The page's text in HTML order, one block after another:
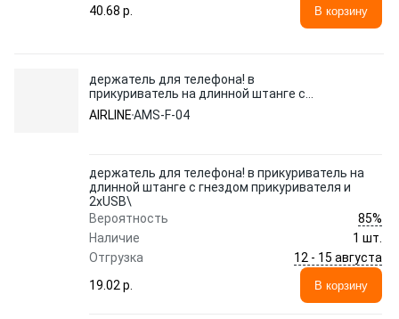
40.68 p.
В корзину
держатель для телефона! в
прикуриватель на длинной штанге с
гнездом прикуривателя и 2xUSB\
AIRLINEAMS-F-04
держатель для телефона! в прикуриватель на
длинной штанге с гнездом прикуривателя и
2xUSB\
Вероятность
85%
Наличие
1 шт.
Отгрузка
12 - 15 августа
19.02 p.
В корзину